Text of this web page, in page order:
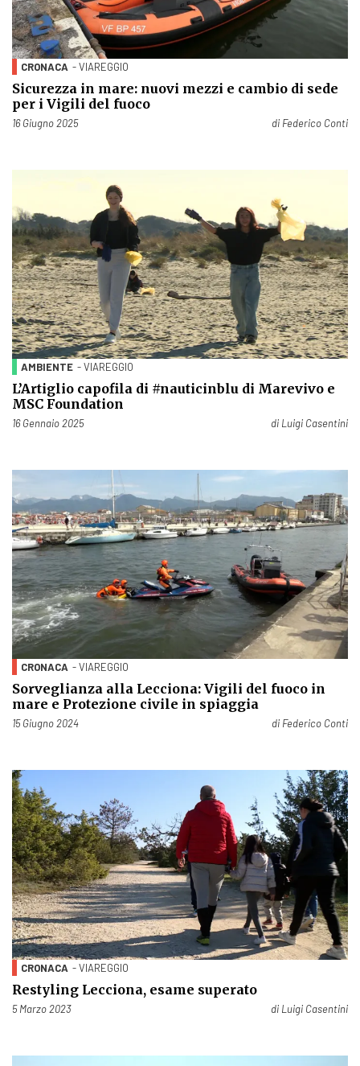
CRONACA - VIAREGGIO
Sicurezza in mare: nuovi mezzi e cambio di sede
per i Vigili del fuoco
Pubblicato il
16 Giugno 2025 di Federico Conti
AMBIENTE - VIAREGGIO
L’Artiglio capofila di #nauticinblu di Marevivo e
MSC Foundation
Pubblicato il
16 Gennaio 2025 di Luigi Casentini
CRONACA - VIAREGGIO
Sorveglianza alla Lecciona: Vigili del fuoco in
mare e Protezione civile in spiaggia
Pubblicato il
15 Giugno 2024 di Federico Conti
CRONACA - VIAREGGIO
Restyling Lecciona, esame superato
Pubblicato il
5 Marzo 2023 di Luigi Casentini